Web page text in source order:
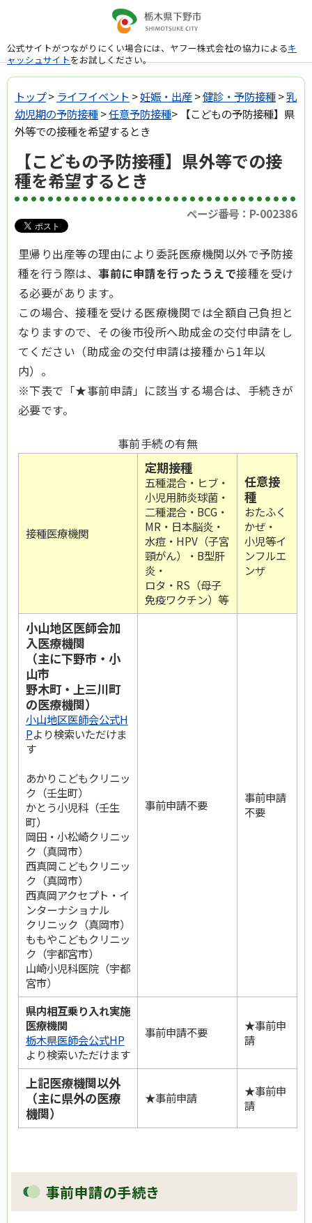
公式サイトがつながりにくい場合には、ヤフー株式会社の協力によるキ
ャッシュサイトをお試しください。
トップ> ライフイベント >妊娠・出産>健診・予防接種>乳
幼児期の予防接種>任意予防接種> 【こどもの予防接種】県
外等での接種を希望するとき
【こどもの予防接種】県外等での接
種を希望するとき
ページ番号：P-002386
里帰り出産等の理由により委託医療機関以外で予防接
種を行う際は、事前に申請を行ったうえで接種を受け
る必要があります。
この場合、接種を受ける医療機関では全額自己負担と
なりますので、その後市役所へ助成金の交付申請をし
てください（助成金の交付申請は接種から1年以
内）。
※下表で「★事前申請」に該当する場合は、手続きが
必要です。
事前手続の有無
接種医療機関
定期接種
五種混合・ヒブ・
小児用肺炎球菌・
二種混合・BCG・
MR・日本脳炎・
水痘・HPV（子宮
頸がん）・B型肝
炎・
ロタ・RS（母子
免疫ワクチン）等
任意接
種
おたふく
かぜ・
小児等イ
ンフルエ
ンザ
小山地区医師会加
入医療機関
（主に下野市・小
山市
野木町・上三川町
の医療機関）
小山地区医師会公式H
Pより検索いただけま
す
あかりこどもクリニッ
ク（壬生町）
かとう小児科（壬生
町）
岡田・小松崎クリニッ
ク（真岡市）
西真岡こどもクリニッ
ク（真岡市）
西真岡アクセプト・イ
ンターナショナル
クリニック（真岡市）
ももやこどもクリニッ
ク（宇都宮市）
山崎小児科医院（宇都
宮市）
事前申請不要
事前申請
不要
県内相互乗り入れ実施
医療機関
栃木県医師会公式HP
より検索いただけます
事前申請不要
★事前申
請
上記医療機関以外
（主に県外の医療
機関）
★事前申請
★事前申
請
事前申請の手続き